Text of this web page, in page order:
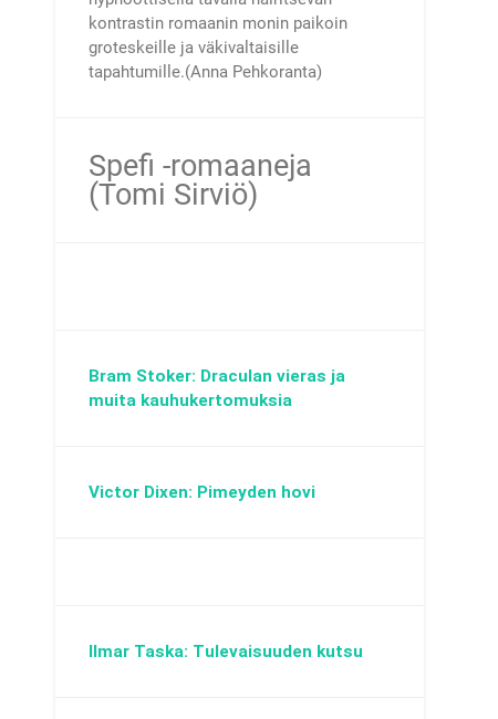
kontrastin romaanin monin paikoin
groteskeille ja väkivaltaisille
tapahtumille.(Anna Pehkoranta)
Spefi -romaaneja
(Tomi Sirviö)
Bram Stoker: Draculan vieras ja
muita kauhukertomuksia
Victor Dixen: Pimeyden hovi
Ilmar Taska: Tulevaisuuden kutsu